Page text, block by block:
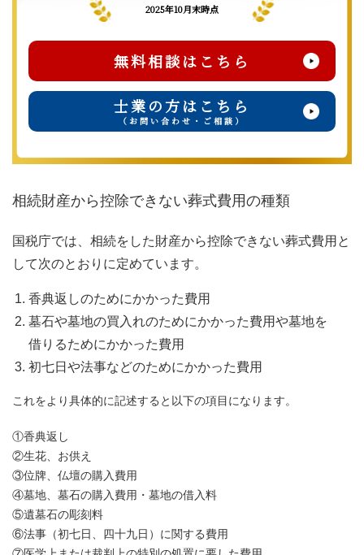
2025年10月末時点
無料相談はこちら
士業の方はこちら
（お問い合わせ・ご相談）
相続財産から控除できない葬式費用の種類
国税庁では、相続をした財産から控除できない葬式費用と
して次のとおりに定めています。
香典返しのためにかかった費用
墓石や墓地の買入れのためにかかった費用や墓地を
借りるためにかかった費用
初七日や法事などのためにかかった費用
これをより具体的に記述すると以下の項目になります。
①香典返し
②生花、お供え
③位牌、仏壇の購入費用
④墓地、墓石の購入費用・墓地の借入料
⑤遺墓石の彫刻料
⑥法事（初七日、四十九日）に関する費用